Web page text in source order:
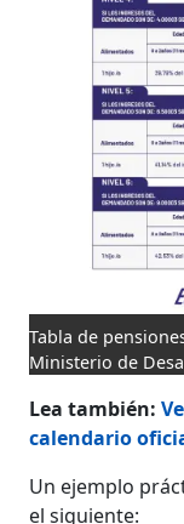
Tabla de
Ministerio de
Lea también:
calendario
Un ejemplo
el siguiente: